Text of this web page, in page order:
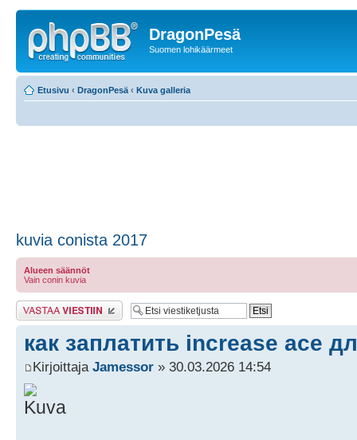
DragonPesä
Suomen lohikäärmeet
Etusivu ‹ DragonPesä ‹ Kuva galleria
kuvia conista 2017
Alueen säännöt
Vain conin kuvia
Lähetä vastaus
как заплатить increase ace
Kirjoittaja Jamessor » 30.03.2026 14:54